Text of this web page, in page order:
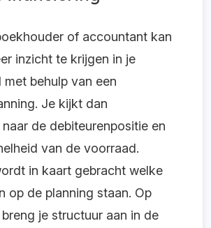
of accountant kan
inzicht te krijgen in je
behulp van een
Je kijkt dan
de debiteurenpositie en
van de voorraad.
in kaart gebracht welke
op de planning staan. Op
je structuur aan in de